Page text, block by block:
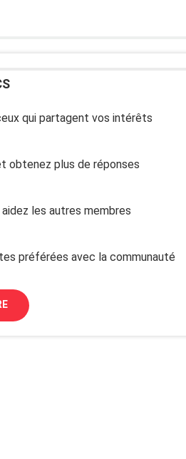
qui partagent vos intérêts
obtenez plus de réponses
les autres membres
préférées avec la communauté